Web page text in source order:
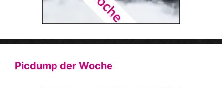
Picdump der Woche